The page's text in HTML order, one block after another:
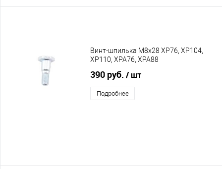
Винт-шпилька М8х28 XP76, XP104,
XP110, XPA76, XPA88
390 руб. / шт
Подробнее